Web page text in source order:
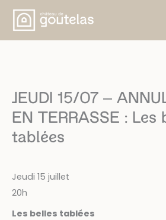
Aller
contenu
JEUDI 15/07 –
EN TERRASSE : Les
tablées
Jeudi 15 juillet
20h
Les belles tablées